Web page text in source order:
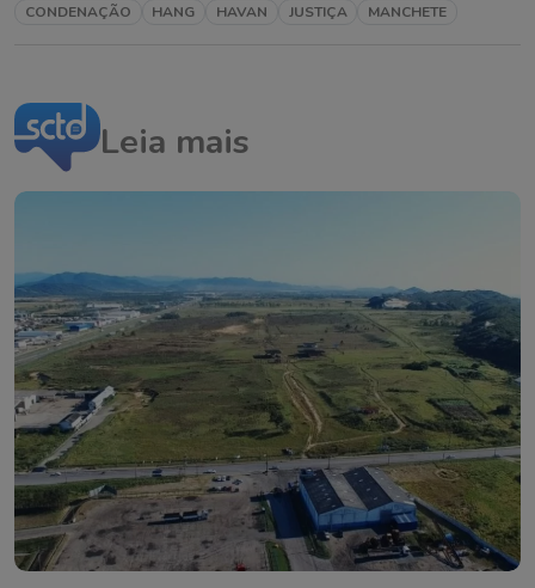
CONDENAÇÃO HANG HAVAN JUSTIÇA MANCHETE
Leia mais